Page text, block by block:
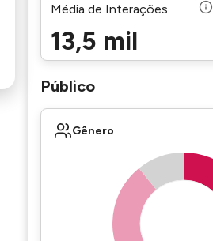
Média de Interações
13,5 mil
Público
Gênero